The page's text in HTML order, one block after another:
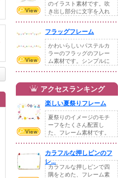
のイラスト素材です。吹
き出し部分に文字を入れ
フラッグフレーム
かわいらしいパステルカ
ラーのフラッグのフレー
ム素材です。シンプルに
アクセスランキング
楽しい夏祭りフレーム
夏祭りのイメージのモチ
ーフをたくさん配置し
た、フレーム素材です。
カラフルな押しピンのフ
レ...
カラフルな押しピンで四
隅をとめた、フレーム素